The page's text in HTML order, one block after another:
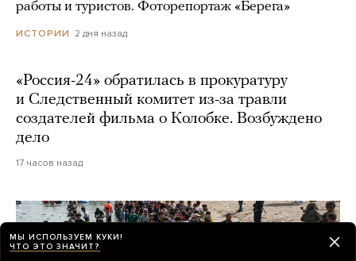
работы и туристов. Фоторепортаж «Берега»
ИСТОРИИ 2 дня назад
«Россия-24» обратилась в прокуратуру
и Следственный комитет из-за травли
создателей фильма о Колобке. Возбуждено
дело
17 часов назад
МЫ ИСПОЛЬЗУЕМ КУКИ!
ЧТО ЭТО ЗНАЧИТ?